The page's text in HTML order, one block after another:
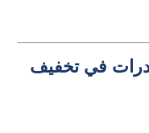
في تخفيف